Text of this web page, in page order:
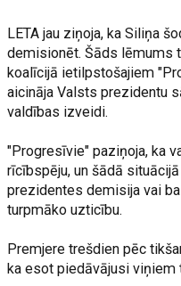
LETA jau ziņoja, ka Siliņa
demisionēt. Šāds lēmums
koalīcijā ietilpstošajiem
aicināja Valsts prezidentu
valdības izveidi.
"Progresīvie" paziņoja, ka
rīcībspēju, un šādā
prezidentes demisija vai
turpmāko uzticību.
Premjere trešdien pēc
ka esot piedāvājusi viņiem